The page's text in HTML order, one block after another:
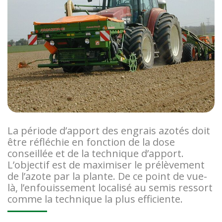
La période d’apport des engrais azotés doit
être réfléchie en fonction de la dose
conseillée et de la technique d’apport.
L’objectif est de maximiser le prélèvement
de l’azote par la plante. De ce point de vue-
là, l’enfouissement localisé au semis ressort
comme la technique la plus efficiente.